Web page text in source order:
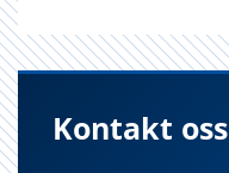
Kontakt oss